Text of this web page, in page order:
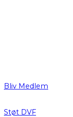
Bliv Medlem
Støt DVF